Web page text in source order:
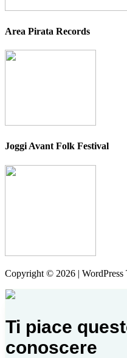
Area Pirata Records
Joggi Avant Folk Festival
Copyright © 2026 | WordPress
Ti piace
conoscere